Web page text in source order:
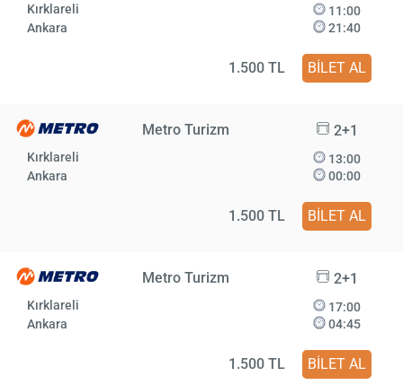
Kırklareli
Ankara
11:00
21:40
1.500 TL BİLET AL
Metro Turizm 2+1
Kırklareli
Ankara
13:00
00:00
1.500 TL BİLET AL
Metro Turizm 2+1
Kırklareli
Ankara
17:00
04:45
1.500 TL BİLET AL